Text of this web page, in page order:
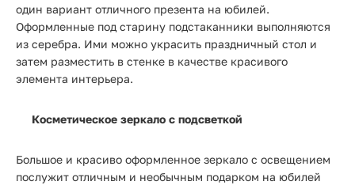
один вариант отличного презента на юбилей.
Оформленные под старину подстаканники выполняются
из серебра. Ими можно украсить праздничный стол и
затем разместить в стенке в качестве красивого
элемента интерьера.
Косметическое зеркало с подсветкой
Большое и красиво оформленное зеркало с освещением
послужит отличным и необычным подарком на юбилей